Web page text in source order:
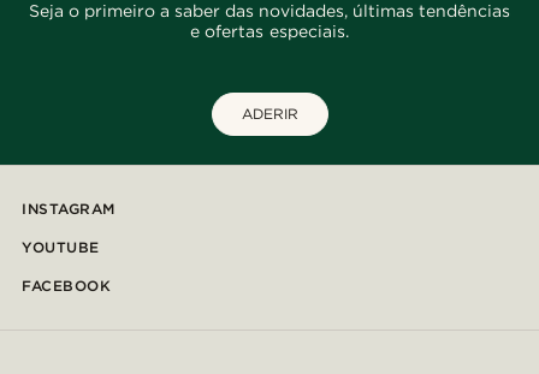
Seja o primeiro a saber das novidades, últimas tendências
e ofertas especiais.
ADERIR
INSTAGRAM
YOUTUBE
FACEBOOK